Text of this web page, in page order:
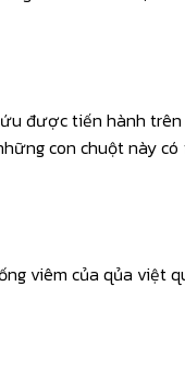
được tiến hành
con chuột này
viêm của qủa việt